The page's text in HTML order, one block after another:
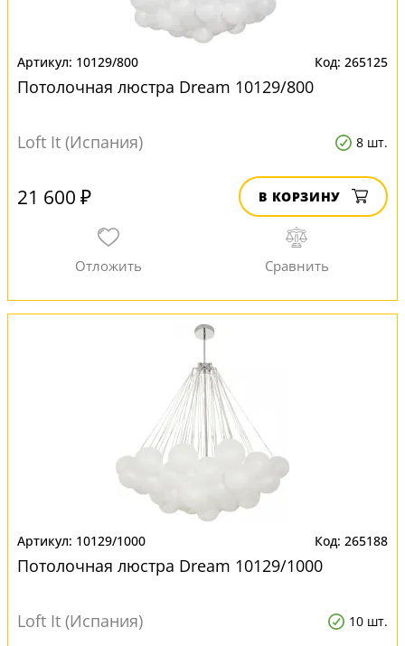
10129/800 265125
Потолочная люстра Dream 10129/800
Loft It (Испания) 8 шт.
21 600 ₽ В КОРЗИНУ
10129/1000 265188
Потолочная люстра Dream 10129/1000
Loft It (Испания) 10 шт.